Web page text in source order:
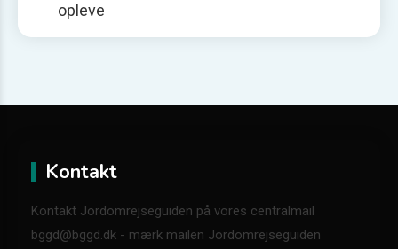
opleve
Kontakt
Kontakt Jordomrejseguiden på vores centralmail
bggd@bggd.dk - mærk mailen Jordomrejseguiden